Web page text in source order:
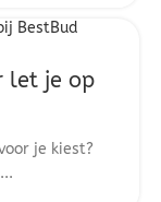
let je op
je kiest?